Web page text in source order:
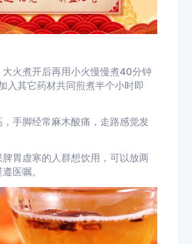
火煮开后再用小火慢慢煮40分钟
入其它药材共同煎煮半个小时即
手脚经常麻木酸痛，走路感觉发
胃虚寒的人群想饮用，可以放两
医嘱。